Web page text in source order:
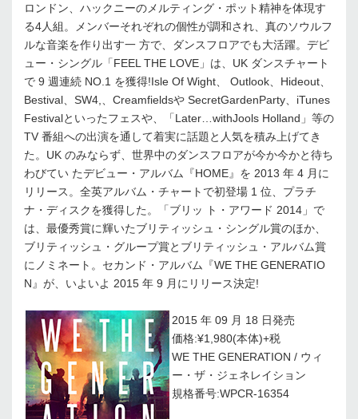
ロンドン、ハックニーのメルティング・ポット精神を体現す
る4人組。メンバーそれぞれの個性が調和され、真のソウルフ
ルな音楽を作り出す一 方で、ダンスフロアでも大活躍。デビ
ュー・シングル「FEEL THE LOVE」は、UK ダンスチャート
で 9 週連続 NO.1 を獲得!Isle Of Wight、 Outlook、Hideout、
Bestival、SW4,、Creamfieldsや SecretGardenParty、iTunes
Festivalといったフェスや、「Later…withJools Holland」等の
TV 番組への出演を通して着実に話題と人気を積み上げてき
た。UK のみならず、世界中のダンスフロアが今か今かと待ち
わびてい たデビュー・アルバム『HOME』を 2013 年 4 月に
リリース。全英アルバム・チャートで初登場 1 位、プラチ
ナ・ディスクを獲得した。「ブリッ ト・アワード 2014」で
は、最優秀賞に輝いたブリティッシュ・シングル賞のほか、
ブリティッシュ・グループ賞とブリティッシュ・アルバム賞
にノミネート。セカンド・アルバム『WE THE GENERATIO
N』が、いよいよ 2015 年 9 月にリリース決定!
2015 年 09 月 18 日発売
価格:¥1,980(本体)+税
WE THE GENERATION / ウィ
ー・ザ・ジェネレイション
規格番号:WPCR-16354